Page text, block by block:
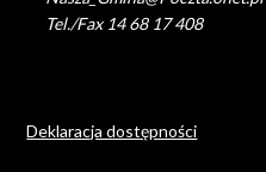
Tel./Fax 14 68 17 408
Deklaracja dostępności